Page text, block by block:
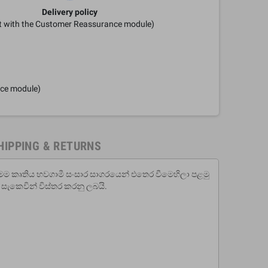
Delivery policy
with the Customer Reassurance module)
module)
& RETURNS
කෘතිය භවගාමී සංසාර සාගරයෙන් එතෙර වීමෙහිලා පළමු
විස්තර කරනු ලබයි.